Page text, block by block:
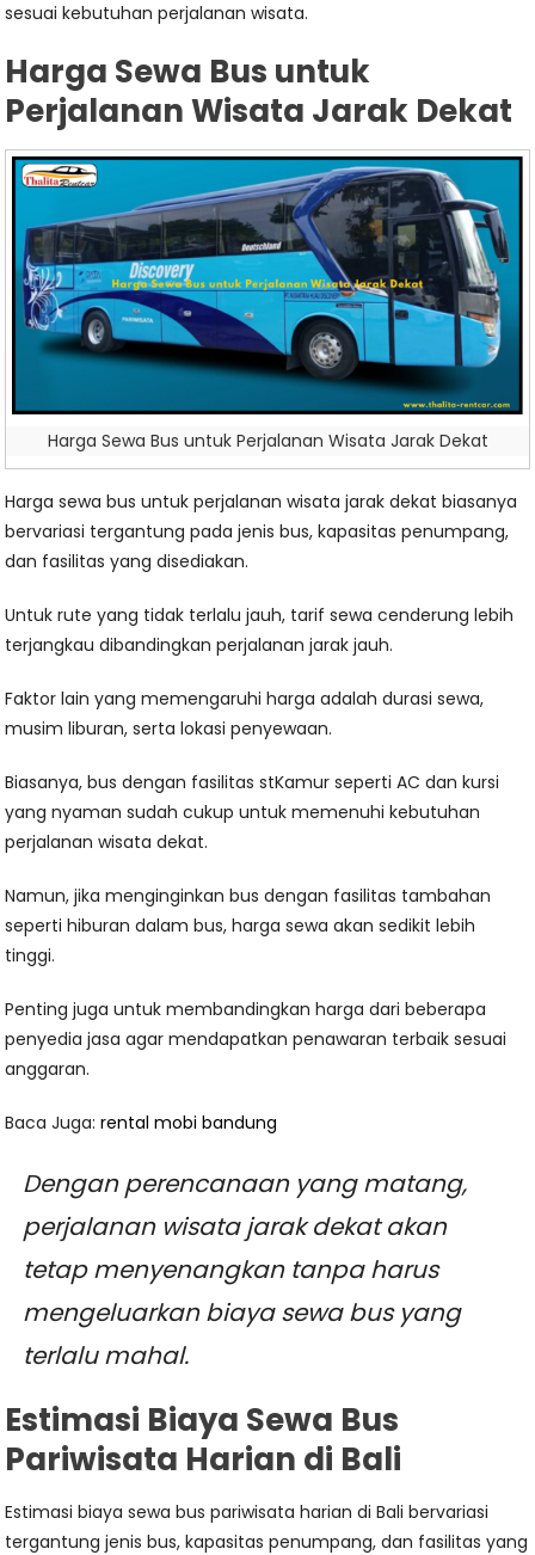
sesuai kebutuhan perjalanan wisata.
Harga Sewa Bus untuk
Perjalanan Wisata Jarak Dekat
Harga Sewa Bus untuk Perjalanan Wisata Jarak Dekat
Harga sewa bus untuk perjalanan wisata jarak dekat biasanya
bervariasi tergantung pada jenis bus, kapasitas penumpang,
dan fasilitas yang disediakan.
Untuk rute yang tidak terlalu jauh, tarif sewa cenderung lebih
terjangkau dibandingkan perjalanan jarak jauh.
Faktor lain yang memengaruhi harga adalah durasi sewa,
musim liburan, serta lokasi penyewaan.
Biasanya, bus dengan fasilitas stKamur seperti AC dan kursi
yang nyaman sudah cukup untuk memenuhi kebutuhan
perjalanan wisata dekat.
Namun, jika menginginkan bus dengan fasilitas tambahan
seperti hiburan dalam bus, harga sewa akan sedikit lebih
tinggi.
Penting juga untuk membandingkan harga dari beberapa
penyedia jasa agar mendapatkan penawaran terbaik sesuai
anggaran.
Baca Juga:rental mobi bandung
Dengan perencanaan yang matang,
perjalanan wisata jarak dekat akan
tetap menyenangkan tanpa harus
mengeluarkan biaya sewa bus yang
terlalu mahal.
Estimasi Biaya Sewa Bus
Pariwisata Harian di Bali
Estimasi biaya sewa bus pariwisata harian di Bali bervariasi
tergantung jenis bus, kapasitas penumpang, dan fasilitas yang